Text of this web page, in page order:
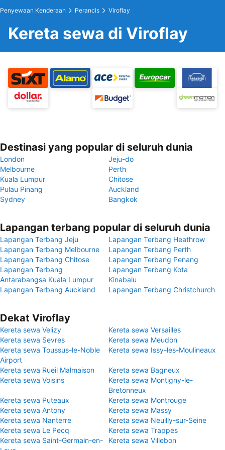
Penyewaan Kenderaan Perancis Viroflay
Kereta sewa di Viroflay
Destinasi yang popular di seluruh dunia
London
Jeju-do
Melbourne
Perth
Kuala Lumpur
Chitose
Pulau Pinang
Auckland
Sydney
Bangkok
Lapangan terbang popular di seluruh dunia
Lapangan Terbang Jeju
Lapangan Terbang Heathrow
Lapangan Terbang Melbourne
Lapangan Terbang Perth
Lapangan Terbang Chitose
Lapangan Terbang Penang
Lapangan Terbang
Antarabangsa Kuala Lumpur
Lapangan Terbang Kota
Kinabalu
Lapangan Terbang Auckland
Lapangan Terbang Christchurch
Dekat Viroflay
Kereta sewa Velizy
Kereta sewa Versailles
Kereta sewa Sevres
Kereta sewa Meudon
Kereta sewa Toussus-le-Noble
Airport
Kereta sewa Issy-les-Moulineaux
Kereta sewa Rueil Malmaison
Kereta sewa Bagneux
Kereta sewa Voisins
Kereta sewa Montigny-le-
Bretonneux
Kereta sewa Puteaux
Kereta sewa Montrouge
Kereta sewa Antony
Kereta sewa Massy
Kereta sewa Nanterre
Kereta sewa Neuilly-sur-Seine
Kereta sewa Le Pecq
Kereta sewa Trappes
Kereta sewa Saint-Germain-en-
Kereta sewa Villebon